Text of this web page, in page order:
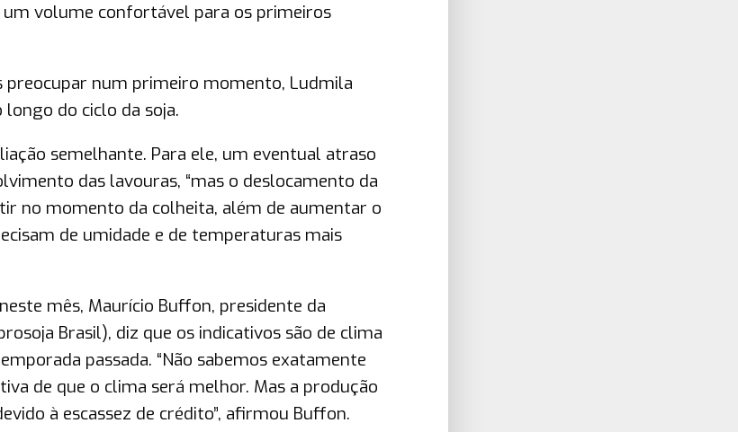
volume confortável para os primeiros
preocupar num primeiro momento, Ludmila
do ciclo da soja.
semelhante. Para ele, um eventual atraso
das lavouras, “mas o deslocamento da
no momento da colheita, além de aumentar o
de umidade e de temperaturas mais
mês, Maurício Buffon, presidente da
Brasil), diz que os indicativos são de clima
passada. “Não sabemos exatamente
de que o clima será melhor. Mas a produção
à escassez de crédito”, afirmou Buffon.